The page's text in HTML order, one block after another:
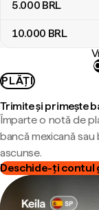
5.000 BRL
10.000 BRL
PLĂȚI
Trimite și primește
Împarte o notă de
bancă mexicană sau
ascunse.
Deschide-ți contul